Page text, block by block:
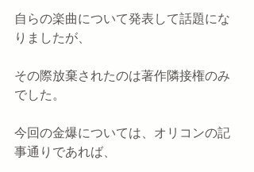
自らの楽曲について発表して話題にな
りましたが、
その際放棄されたのは著作隣接権のみ
でした。
今回の金爆については、オリコンの記
事通りであれば、